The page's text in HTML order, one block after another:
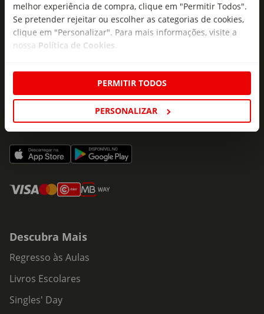
melhor experiência de compra, clique em "Permitir Todos".
Se pretender rejeitar ou escolher as categorias de cookies,
clique em "Personalizar". Para mais informações, visite a
nossa Política de Cookies.
PERMITIR TODOS
PERSONALIZAR
Fale Connosco
218 247 247
(Chamada para a rede fixa nacional)
Descubra Mais
Regresso às Aulas
Livros Escolares
Singles' Day